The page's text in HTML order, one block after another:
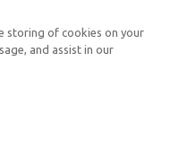
Génesis es un ministerio
fe y proclamar el evangelio
storing of cookies on your
and assist in our